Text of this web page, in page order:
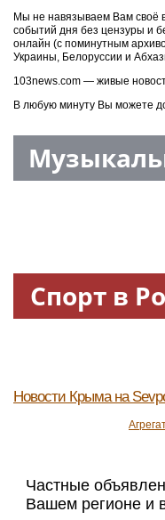
Мы не навязываем Вам своё
событий дня без цензуры и
онлайн (с поминутным
Украины, Белоруссии и
103news.com — живые
В любую минуту Вы можете
Спорт в
Новости Крыма на
Частные
Вашем регионе и